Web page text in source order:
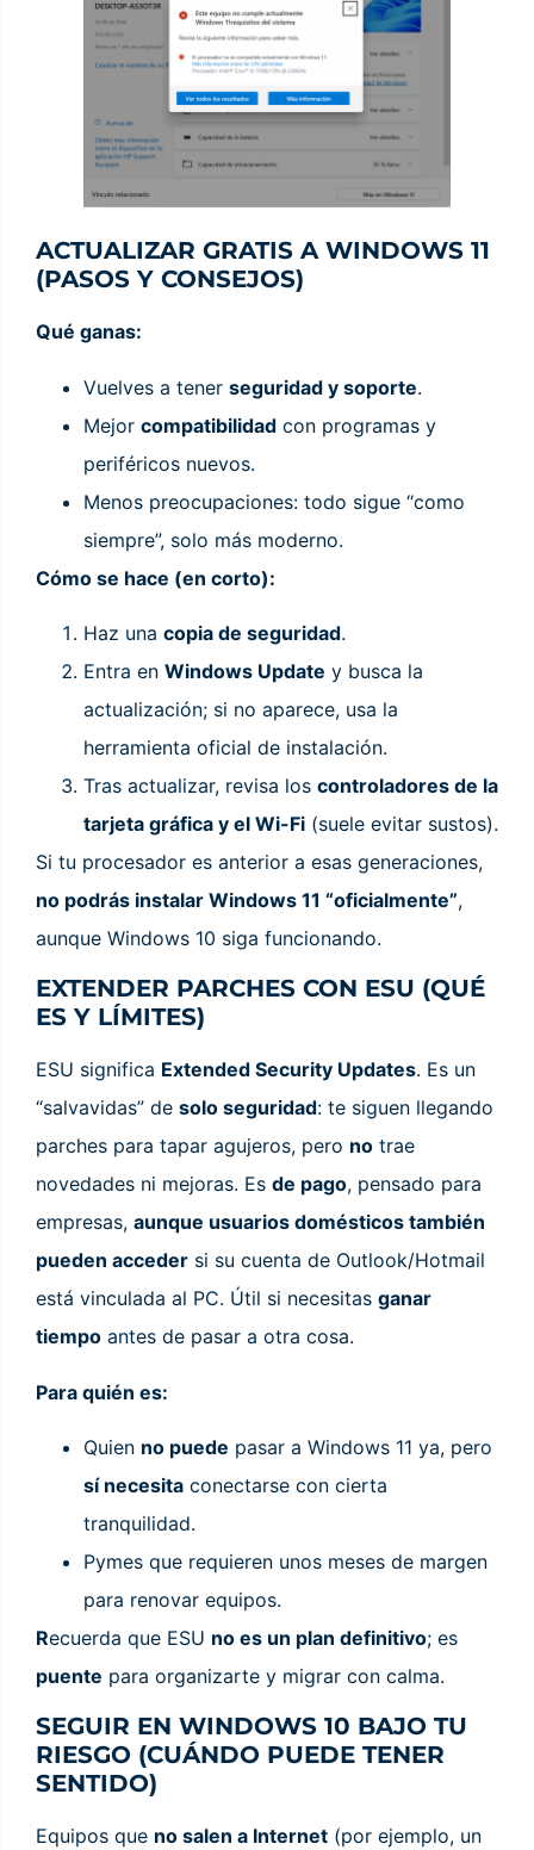
ACTUALIZAR GRATIS A WINDOWS 11
(PASOS Y CONSEJOS)
Qué ganas:
Vuelves a tener seguridad y soporte.
Mejor compatibilidad con programas y
periféricos nuevos.
Menos preocupaciones: todo sigue “como
siempre”, solo más moderno.
Cómo se hace (en corto):
Haz una copia de seguridad.
Entra en Windows Update y busca la
actualización; si no aparece, usa la
herramienta oficial de instalación.
Tras actualizar, revisa los controladores de la
tarjeta gráfica y el Wi-Fi (suele evitar sustos).
Si tu procesador es anterior a esas generaciones,
no podrás instalar Windows 11 “oficialmente”,
aunque Windows 10 siga funcionando.
EXTENDER PARCHES CON ESU (QUÉ
ES Y LÍMITES)
ESU significa Extended Security Updates. Es un
“salvavidas” de solo seguridad: te siguen llegando
parches para tapar agujeros, pero no trae
novedades ni mejoras. Es de pago, pensado para
empresas, aunque usuarios domésticos también
pueden acceder si su cuenta de Outlook/Hotmail
está vinculada al PC. Útil si necesitas ganar
tiempo antes de pasar a otra cosa.
Para quién es:
Quien no puede pasar a Windows 11 ya, pero
sí necesita conectarse con cierta
tranquilidad.
Pymes que requieren unos meses de margen
para renovar equipos.
Recuerda que ESU no es un plan definitivo; es
puente para organizarte y migrar con calma.
SEGUIR EN WINDOWS 10 BAJO TU
RIESGO (CUÁNDO PUEDE TENER
SENTIDO)
Equipos que no salen a Internet (por ejemplo, un